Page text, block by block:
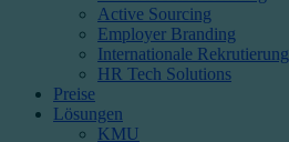
Active Sourcing
Employer Branding
Internationale Rekrutierung
HR Tech Solutions
Preise
Lösungen
KMU